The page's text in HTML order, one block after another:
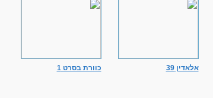
אלאדין 39 כוורת בסרט 1